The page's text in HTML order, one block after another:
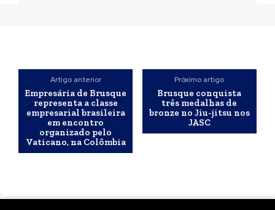
Artigo anterior
Empresária de Brusque
representa a classe
empresarial brasileira
em encontro
organizado pelo
Vaticano, na Colômbia
Próximo artigo
Brusque conquista
três medalhas de
bronze no Jiu-jitsu nos
JASC